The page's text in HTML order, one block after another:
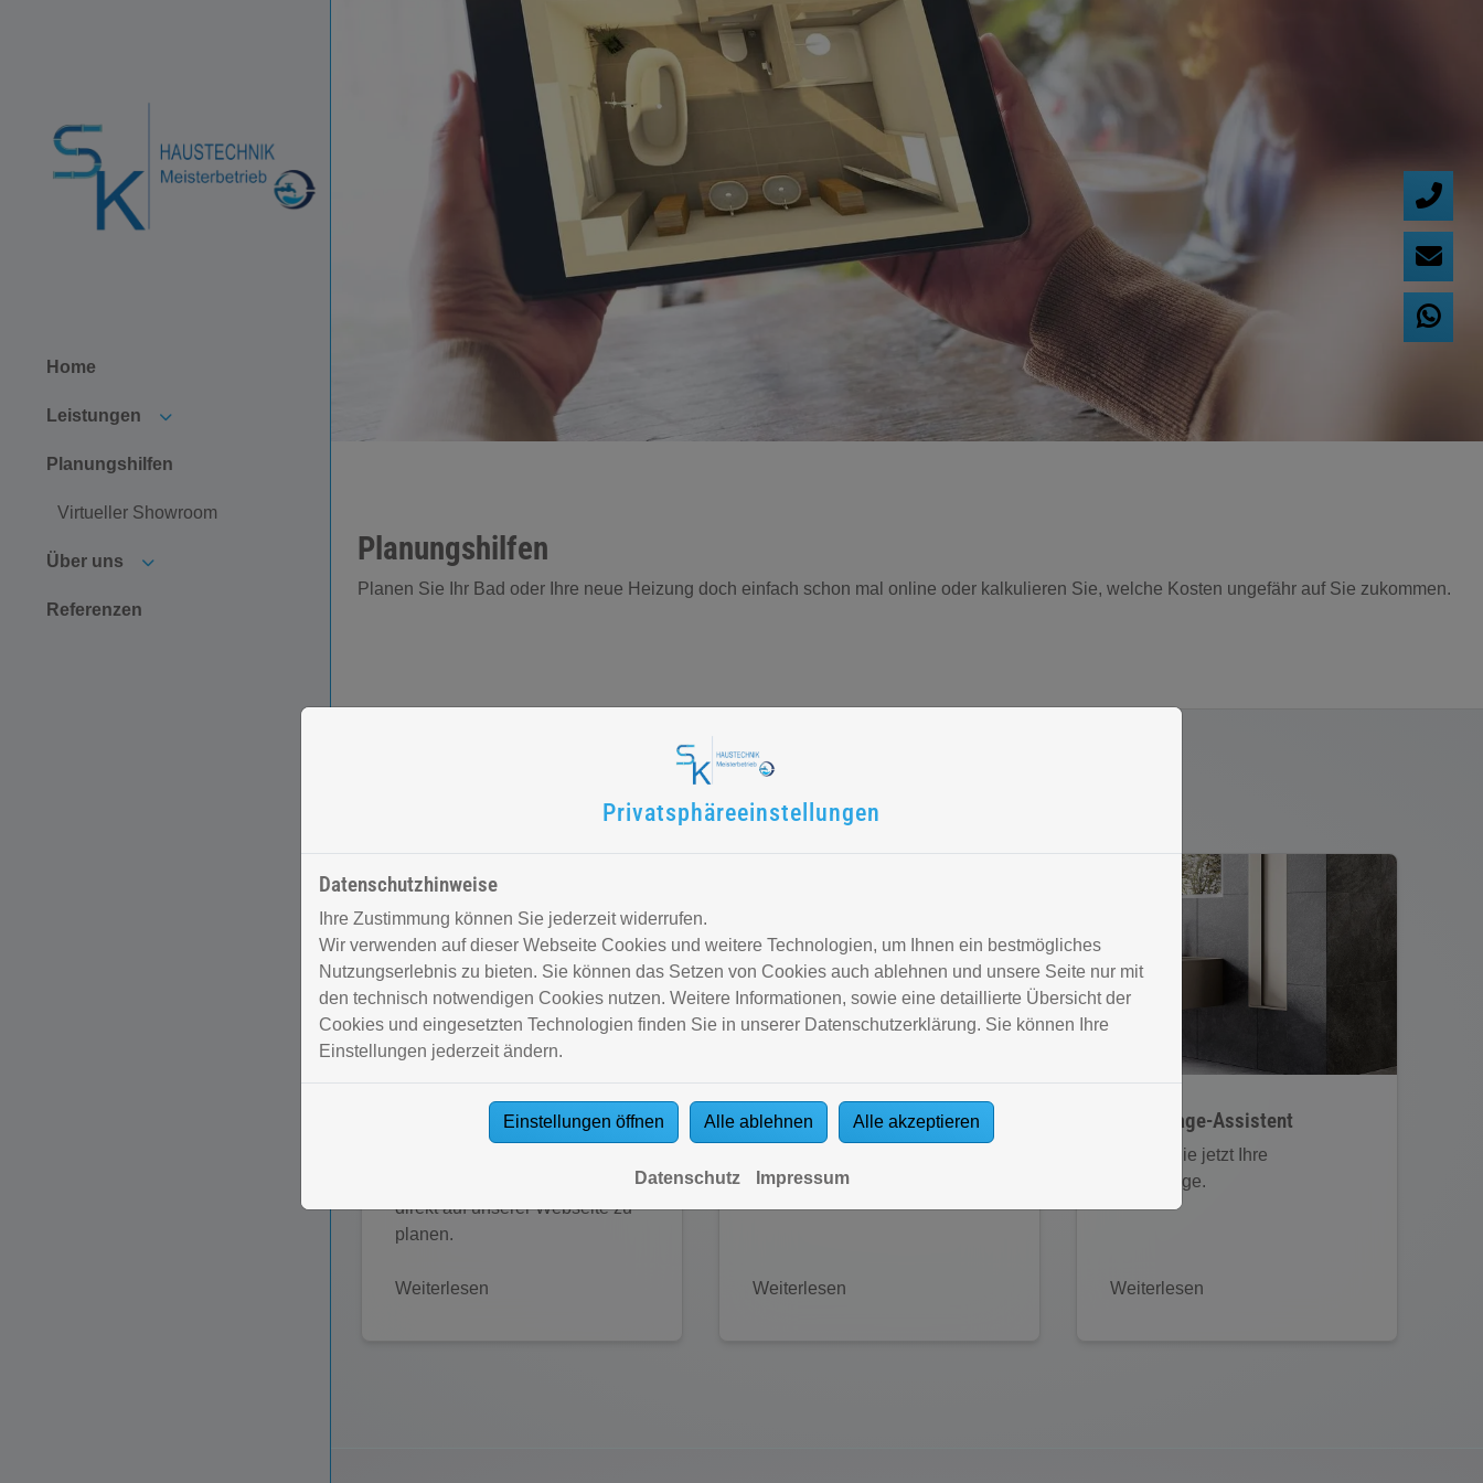
Home
Leistungen Untermenü öffnen
Planungshilfen
Virtueller Showroom
Über uns Untermenü öffnen
Referenzen
Planungshilfen
Planen Sie Ihr Bad oder Ihre neue Heizung doch einfach schon mal online oder kalkulieren Sie, welche Kosten ungefähr auf Sie zukommen.
Unsere Leistungen im Bereich Planungshilfen
3D-Badplaner
direkt auf unserer Webseite zu
planen.
Weiterlesen
Heizungsanfrage-Assistent
Heizungsanfrage.
Weiterlesen
Badanfrage-Assistent
Starten Sie jetzt Ihre
Badanfrage.
Weiterlesen
Privatsphäre­einstellungen
Datenschutzhinweise
Ihre Zustimmung können Sie jederzeit widerrufen.
Wir verwenden auf dieser Webseite Cookies und weitere Technologien, um Ihnen ein bestmögliches
Nutzungserlebnis zu bieten. Sie können das Setzen von Cookies auch ablehnen und unsere Seite nur mit
den technisch notwendigen Cookies nutzen. Weitere Informationen, sowie eine detaillierte Übersicht der
Cookies und eingesetzten Technologien finden Sie in unserer Datenschutzerklärung. Sie können Ihre
Einstellungen jederzeit ändern.
Einstellungen öffnen Alle ablehnen Alle akzeptieren
Datenschutz Impressum